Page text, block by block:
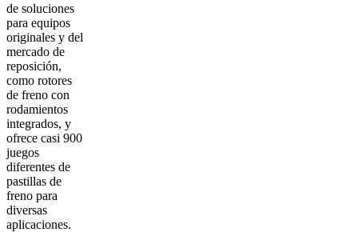
de soluciones
para equipos
originales y del
mercado de
reposición,
como rotores
de freno con
rodamientos
integrados, y
ofrece casi 900
juegos
diferentes de
pastillas de
freno para
diversas
aplicaciones.